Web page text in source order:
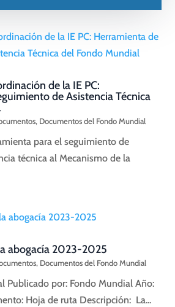
de la IE PC:
de Asistencia Técnica
, Documentos del Fondo Mundial
para el seguimiento de
técnica al Mecanismo de la
abogacía 2023-2025
, Documentos del Fondo Mundial
Publicado por: Fondo Mundial Año:
Hoja de ruta Descripción: La...